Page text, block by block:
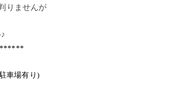
りませんが
車場有り)